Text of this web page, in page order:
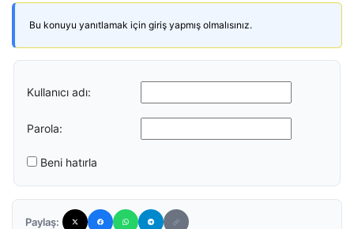
Bu konuyu yanıtlamak için giriş yapmış olmalısınız.
Kullanıcı adı:
Parola:
Beni hatırla
Paylaş: